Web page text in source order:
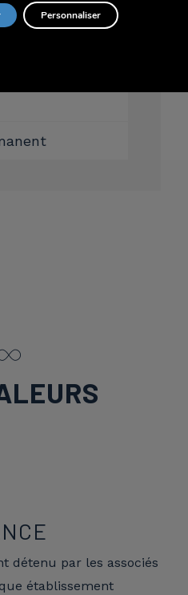
des enjeux
détenu par les associés
établissement
Personnaliser